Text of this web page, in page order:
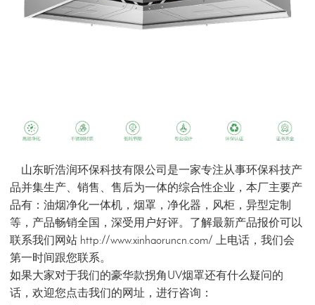
山东昕浩润环保科技有限公司是一家专注从事环保科技产
品并集生产、销售、售后为一体的综合性企业，本厂主要产
品有： 油烟净化一体机 ， 烟罩 ， 净化器 ， 风柜 ， 异型定制
等，产品畅销全国，深受用户好评。了解最新产品报价可以
联系我们网站 http://www.xinhaoruncn.com/ 上电话，我们会
第一时间跟您联系。
如果大家对于我们的豪华款拐角UV烟罩还有什么疑问的
话，欢迎您点击我们的网址，进行咨询：